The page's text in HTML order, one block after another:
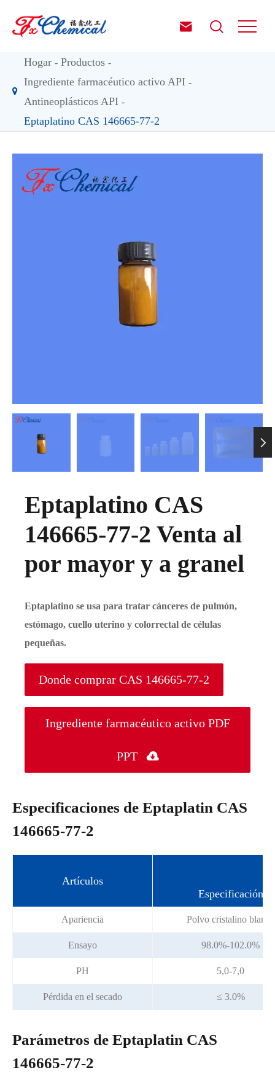
 
Hogar
Productos
Ingrediente farmacéutico activo API
Antineoplásticos API
Eptaplatino CAS 146665-77-2

Eptaplatino CAS
146665-77-2 Venta al
por mayor y a granel
Eptaplatino se usa para tratar cánceres de pulmón,
estómago, cuello uterino y colorrectal de células
pequeñas.
Donde comprar CAS 146665-77-2
Ingrediente farmacéutico activo PDF
PPT 
Especificaciones de Eptaplatin CAS
146665-77-2
Artículos
Especificación
Apariencia Polvo cristalino blanco
Ensayo 98.0%-102.0%
PH 5,0-7,0
Pérdida en el secado ≤ 3.0%
Parámetros de Eptaplatin CAS
146665-77-2